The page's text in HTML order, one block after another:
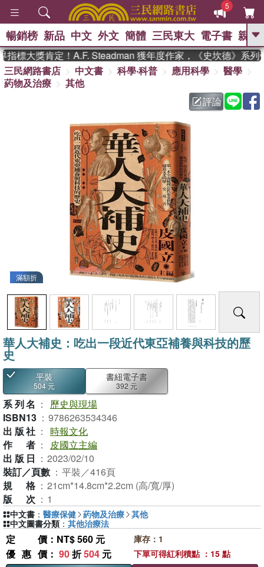
5
GO
熱搜： 東野圭吾 、 高希均教授回憶錄
暑期推薦 、 國際布克
方念華 、 台灣的李
登輝時代 、 數學女孩：黎曼猜想
偉大的迷走神經
暢銷榜 新品 中文 外文 簡體 三民東大 電子書 親子
標大獎肯定！A.F. Steadman 獲年度作家，《史坎德》系列帶
三民網路書店
中文書 科學‧科普 應用科學
醫學
葯物及治療
其他
評論
滿額折
華人大補史：吃出一段近代東亞補養與科技的歷
史
平裝
504 元
書紐電子書
392 元
系列名 ：
歷史與現場
ISBN13 ： 9786263534346
出版社 ：
時報文化
作者 ：
皮國立主編
出版日 ： 2023/02/10
裝訂／頁數 ： 平裝／416頁
規格 ： 21cm*14.8cm*2.2cm (高/寬/厚)
版次 ： 1
定價 ：NT$ 560 元
優惠價 ： 90折504 元
庫存：1
下單可得紅利積點 ：15 點
中文書 ： 醫療保健 葯物及治療 其他
中文圖書分類 ： 其他治療法